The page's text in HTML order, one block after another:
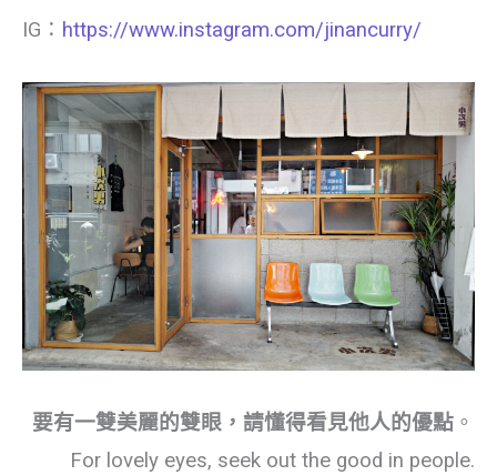
IG： https://www.instagram.com/jinancurry/
要有一雙美麗的雙眼，請懂得看見他人的優點 。
For lovely eyes, seek out the good in people.